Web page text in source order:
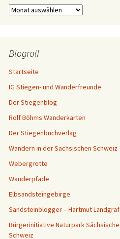
Archiv
Blogroll
Startseite
IG Stiegen- und Wanderfreunde
Der Stiegenblog
Rolf Böhms Wanderkarten
Der Stiegenbuchverlag
Wandern in der Sächsischen Schweiz
Webergrotte
Wanderpfade
Elbsandsteingebirge
Sandsteinblogger – Hartmut Landgraf
Bürgerinitiative Naturpark Sächsische
Schweiz